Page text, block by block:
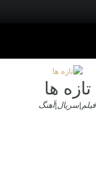
تازه ها
فیلم|سریال|آهنگ